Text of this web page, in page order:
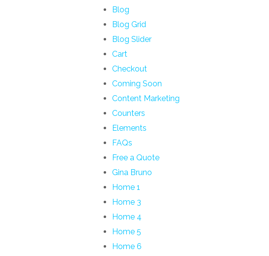
Blog
Blog Grid
Blog Slider
Cart
Checkout
Coming Soon
Content Marketing
Counters​
Elements
FAQs
Free a Quote
Gina Bruno
Home 1
Home 3
Home 4
Home 5
Home 6